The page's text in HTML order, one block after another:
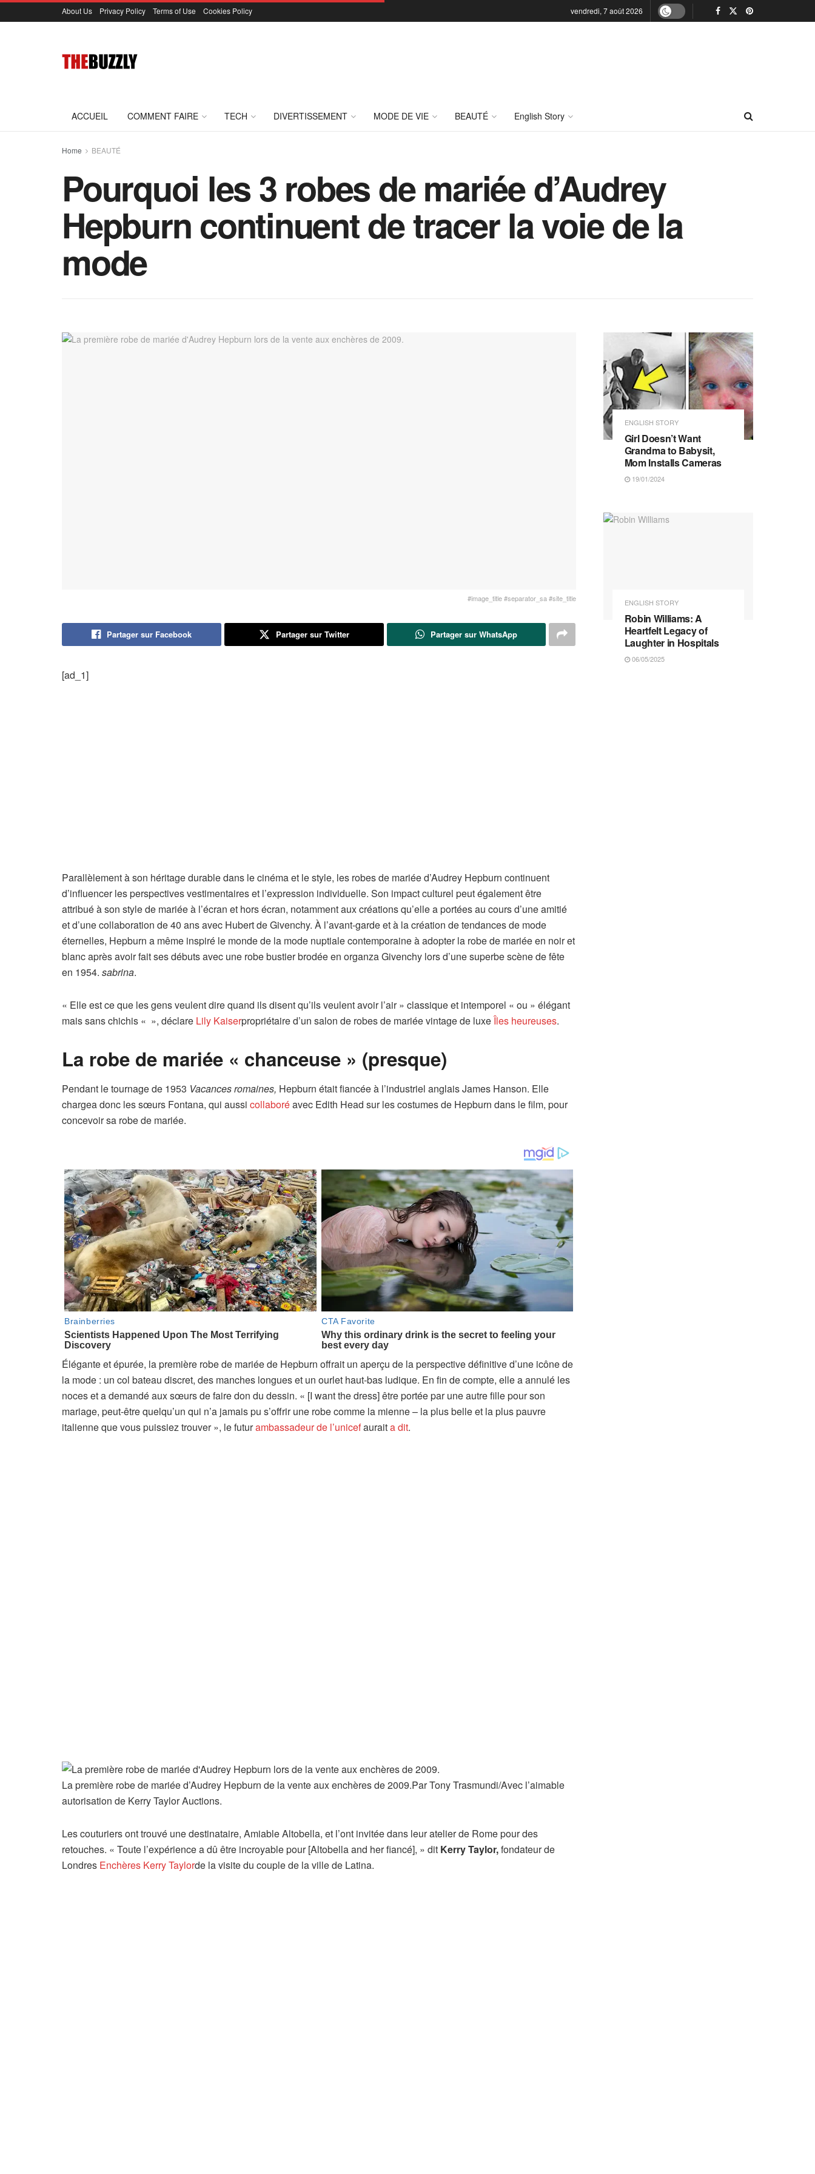
About Us Privacy Policy Terms of Use Cookies Policy vendredi, 7 août 2026
ACCUEIL COMMENT FAIRE TECH DIVERTISSEMENT MODE DE VIE BEAUTÉ English Story
Home BEAUTÉ
Pourquoi les 3 robes de mariée d’Audrey
Hepburn continuent de tracer la voie de la
mode
#image_title #separator_sa #site_title
Partager sur Facebook Partager sur Twitter Partager sur WhatsApp
[ad_1]
Parallèlement à son héritage durable dans le cinéma et le style, les robes de mariée d’Audrey Hepburn continuent
d’influencer les perspectives vestimentaires et l’expression individuelle. Son impact culturel peut également être
attribué à son style de mariée à l’écran et hors écran, notamment aux créations qu’elle a portées au cours d’une amitié
et d’une collaboration de 40 ans avec Hubert de Givenchy. À l’avant-garde et à la création de tendances de mode
éternelles, Hepburn a même inspiré le monde de la mode nuptiale contemporaine à adopter la robe de mariée en noir et
blanc après avoir fait ses débuts avec une robe bustier brodée en organza Givenchy lors d’une superbe scène de fête
en 1954. sabrina.
« Elle est ce que les gens veulent dire quand ils disent qu’ils veulent avoir l’air » classique et intemporel « ou » élégant
mais sans chichis « », déclare Lily Kaiserpropriétaire d’un salon de robes de mariée vintage de luxeÎles heureuses.
La robe de mariée « chanceuse » (presque)
Pendant le tournage de 1953 Vacances romaines, Hepburn était fiancée à l’industriel anglais James Hanson. Elle
chargea donc les sœurs Fontana, qui aussi collaboréavec Edith Head sur les costumes de Hepburn dans le film, pour
concevoir sa robe de mariée.
Élégante et épurée, la première robe de mariée de Hepburn offrait un aperçu de la perspective définitive d’une icône de
la mode : un col bateau discret, des manches longues et un ourlet haut-bas ludique. En fin de compte, elle a annulé les
noces et a demandé aux sœurs de faire don du dessin. « [I want the dress] être portée par une autre fille pour son
mariage, peut-être quelqu’un qui n’a jamais pu s’offrir une robe comme la mienne – la plus belle et la plus pauvre
italienne que vous puissiez trouver », le futurambassadeur de l’unicefauraita dit.
La première robe de mariée d’Audrey Hepburn de la vente aux enchères de 2009.Par Tony Trasmundi/Avec l’aimable
autorisation de Kerry Taylor Auctions.
Les couturiers ont trouvé une destinataire, Amiable Altobella, et l’ont invitée dans leur atelier de Rome pour des
retouches. « Toute l’expérience a dû être incroyable pour [Altobella and her fiancé], » dit Kerry Taylor,fondateur de
Londres Enchères Kerry Taylorde la visite du couple de la ville de Latina.
ENGLISH STORY
Girl Doesn’t Want
Grandma to Babysit,
Mom Installs Cameras
19/01/2024
ENGLISH STORY
Robin Williams: A
Heartfelt Legacy of
Laughter in Hospitals
06/05/2025